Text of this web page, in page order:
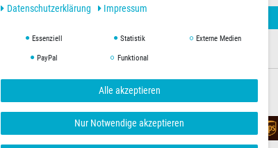
Versandoptionen
Daten­schutz­erklärung
Impressum
Essenziell Statistik Externe Medien
PayPal Funktional
Alle akzeptieren
Nur Notwendige akzeptieren